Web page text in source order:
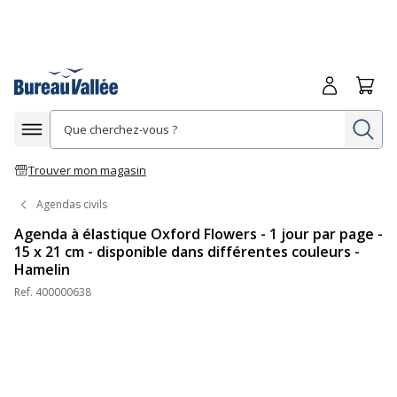
Afficher la navigation
Trouver mon magasin
Me
Agendas civils
Agenda à élastique Oxford Flowers - 1 jour par page -
15 x 21 cm - disponible dans différentes couleurs -
Hamelin
Ref. 400000638